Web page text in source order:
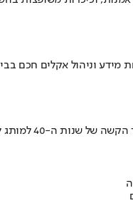
מידע וניהול אקלים חכם